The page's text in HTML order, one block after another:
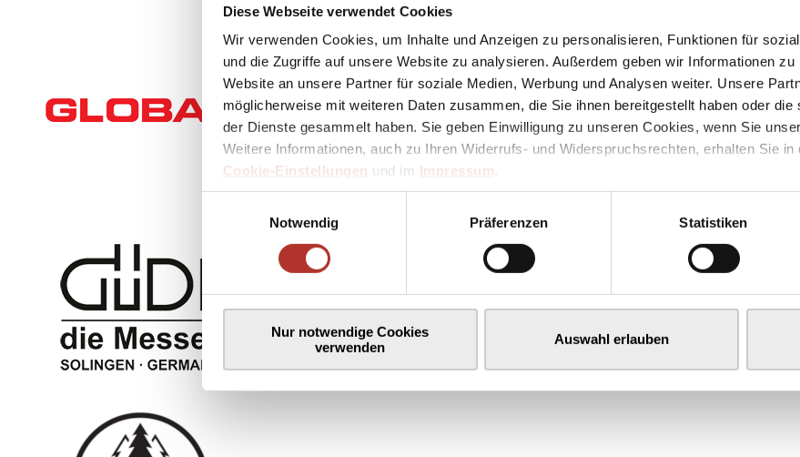
Diese Webseite verwendet Cookies
Wir verwenden Cookies, um Inhalte und Anzeigen zu personalisieren, Funktionen für
und die Zugriffe auf unsere Website zu analysieren. Außerdem geben wir Informationen
Website an unsere Partner für soziale Medien, Werbung und Analysen weiter. Unsere
möglicherweise mit weiteren Daten zusammen, die Sie ihnen bereitgestellt haben oder
der Dienste gesammelt haben. Sie geben Einwilligung zu unseren Cookies, wenn Sie
Weitere Informationen, auch zu Ihren Widerrufs- und Widerspruchsrechten, erhalten Sie in
Cookie-Einstellungen und im Impressum
Notwendig
Präferenzen Statistiken
Nur notwendige Cookies
verwenden
Auswahl erlauben